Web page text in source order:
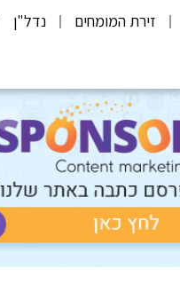
זירת המומחים נדל"ן